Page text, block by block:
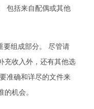
包括来自配偶或其他
要组成部分。 尽管请
充收入外，还有其他选
准确和详尽的文件来
机会。